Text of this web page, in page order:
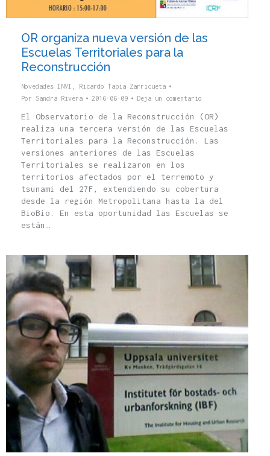
OR organiza nueva versión de las
Escuelas Territoriales para la
Reconstrucción
Novedades INVI
Ricardo Tapia Zarricueta
Por Sandra Rivera 2016-06-09 Deja un comentario
El Observatorio de la Reconstrucción (OR)
realiza una tercera versión de las Escuelas
Territoriales para la Reconstrucción. Las
versiones anteriores de las Escuelas
Territoriales se realizaron en los
territorios afectados por el terremoto y
tsunami del 27F, extendiendo su cobertura
desde la región Metropolitana hasta la del
BioBio. En esta oportunidad las Escuelas se
están…